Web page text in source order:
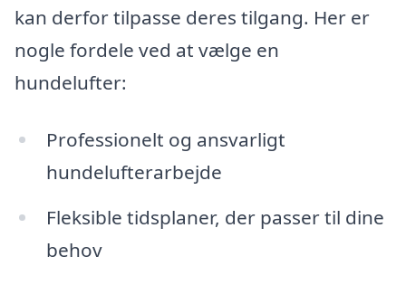
kan derfor tilpasse deres tilgang. Her er
nogle fordele ved at vælge en
hundelufter:
Professionelt og ansvarligt
hundelufterarbejde
Fleksible tidsplaner, der passer til dine
behov